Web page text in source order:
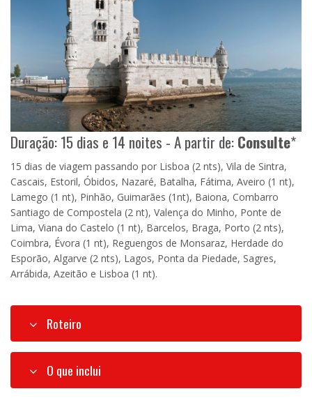
Duração: 15 dias e 14 noites - A partir de:Consulte*
15 dias de viagem passando por Lisboa (2 nts), Vila de Sintra,
Cascais, Estoril, Óbidos, Nazaré, Batalha, Fátima, Aveiro (1 nt),
Lamego (1 nt), Pinhão, Guimarães (1nt), Baiona, Combarro
Santiago de Compostela (2 nt), Valença do Minho, Ponte de
Lima, Viana do Castelo (1 nt), Barcelos, Braga, Porto (2 nts),
Coimbra, Évora (1 nt), Reguengos de Monsaraz, Herdade do
Esporão, Algarve (2 nts), Lagos, Ponta da Piedade, Sagres,
Arrábida, Azeitão e Lisboa (1 nt).
Roteiro
O que inclui